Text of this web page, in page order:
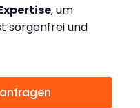
, um
sorgenfrei und